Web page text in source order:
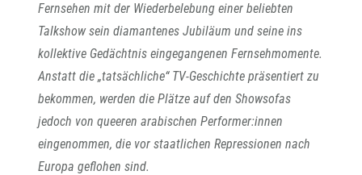
Fernsehen mit der Wiederbelebung einer beliebten
Talkshow sein diamantenes Jubiläum und seine ins
kollektive Gedächtnis eingegangenen Fernsehmomente.
Anstatt die „tatsächliche“ TV-Geschichte präsentiert zu
bekommen, werden die Plätze auf den Showsofas
jedoch von queeren arabischen Performer:innen
eingenommen, die vor staatlichen Repressionen nach
Europa geflohen sind.